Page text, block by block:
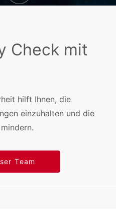
Check mit
hilft Ihnen, die
einzuhalten und die
Team